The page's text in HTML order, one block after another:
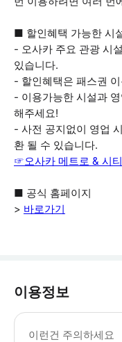
■ 할인혜택 가능한 시
- 오사카 주요 관광 시
있습니다.
- 할인혜택은 패스권
- 이용가능한 시설과
해주세요!
- 사전 공지없이 영업
환 될 수 있습니다.
☞오사카 메트로 & 시
■ 공식 홈페이지
> 바로가기
이용정보
이런건 주의하세요